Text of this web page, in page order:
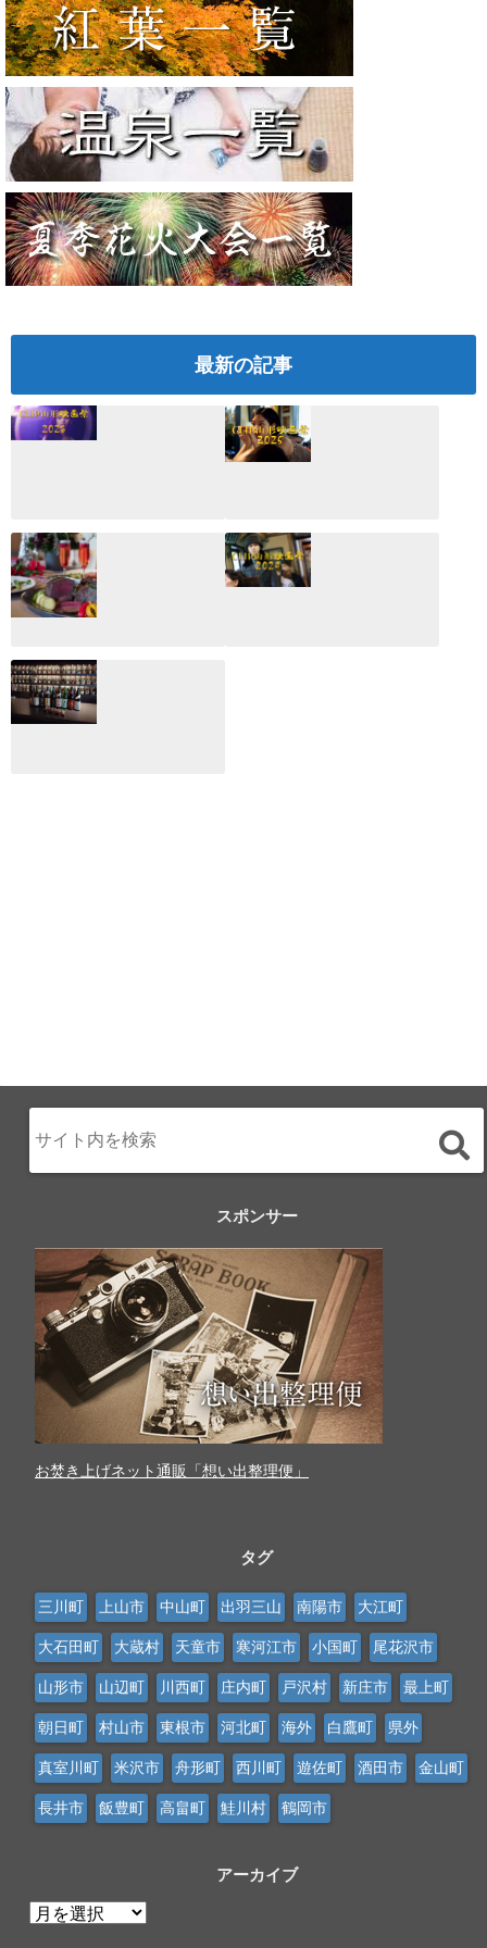
最新の記事
CLIP山形映画祭
2026：映画館派の
編集長が読む2025
年の映画ざっくり
総監
CLIP山形映画祭
2025：ほぼこれく
らいしか更新して
いない変なブログ
月のホテル☆4日
間限定！クリスマ
スディナーブッフ
ェ開催☆
スポンサー
お焚き上げネット通販「想い出整理便」
タグ
三川町 上山市 中山町 出羽三山 南陽市 大江町
大石田町 大蔵村 天童市 寒河江市 小国町 尾花沢市
山形市 山辺町 川西町 庄内町 戸沢村 新庄市 最上町
朝日町 村山市 東根市 河北町 海外 白鷹町 県外
真室川町 米沢市 舟形町 西川町 遊佐町 酒田市 金山町
長井市 飯豊町 高畠町 鮭川村 鶴岡市
アーカイブ
ア